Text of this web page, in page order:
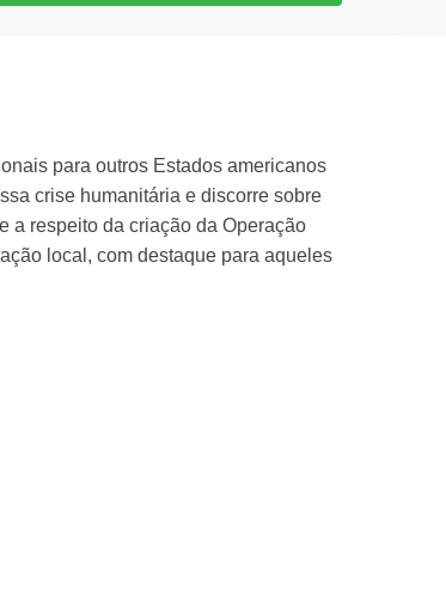
para outros Estados americanos
crise humanitária e discorre sobre
a respeito da criação da Operação
local, com destaque para aqueles